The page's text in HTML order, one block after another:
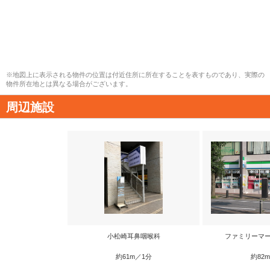
※地図上に表示される物件の位置は付近住所に所在することを表すものであり、実際の
物件所在地とは異なる場合がございます。
周辺施設
小松崎耳鼻咽喉科
約61m／1分
ファミリーマ
約